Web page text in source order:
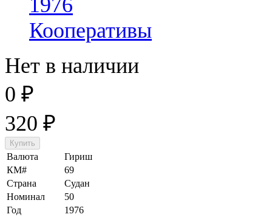
Нет в наличии
0 ₽
320 ₽
Валюта
Гириш
КМ#
69
Страна
Судан
Номинал
50
Год
1976